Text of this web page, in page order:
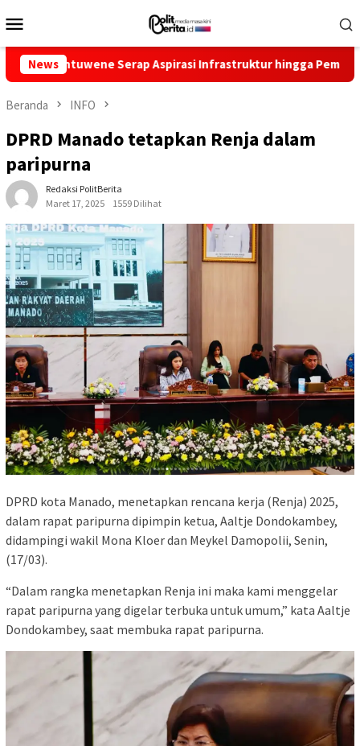
ke
Mobile
NewsAspirasi Infrastruktur hingga Pemberdayaan Ekonomi
Beranda INFO
DPRD Manado tetapkan Renja dalam
paripurna
Redaksi PolitBerita
Maret 17, 2025
1559 Dilihat
DPRD kota Manado, menetapkan rencana kerja (Renja) 2025,
dalam rapat paripurna dipimpin ketua, Aaltje Dondokambey,
didampingi wakil Mona Kloer dan Meykel Damopolii, Senin,
(17/03).
“Dalam rangka menetapkan Renja ini maka kami menggelar
rapat paripurna yang digelar terbuka untuk umum,” kata Aaltje
Dondokambey, saat membuka rapat paripurna.